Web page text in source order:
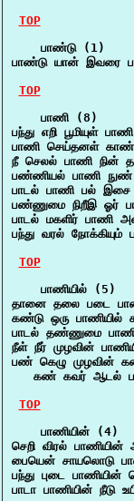
TOP
    பாண்டு (1)
பாண்டு யான் இவரை
TOP
    பாணி (8)
பந்து எறி பூமியுள்
பாணி செய்தனள்
நீ செலல் பாணி நின்
பண்ணியல் பாணி
பாடல் பாணி பல்
பண்ணுமை நிறீஇ ஓர்
பாடல் மகளிர் பாணி
பந்து வரல்
TOP
    பாணியில் (5)
தானை தலை படை
கண்டு ஒரு
பாடல் தண்ணுமை
நீள் நீர் முழவின்
பண் கெழு முழவின்
கண் கவர் ஆடல்
TOP
    பாணியின் (4)
செறி விரல்
பையென் சாயலொடு
பந்து புடை
பாடா பாணியின் நீடு